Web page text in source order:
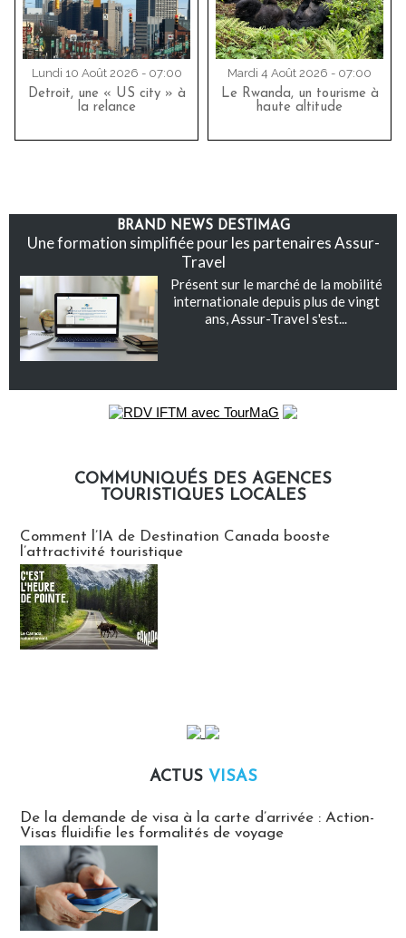
Lundi 10 Août 2026 - 07:00
Detroit, une « US city » à
la relance
Mardi 4 Août 2026 - 07:00
Le Rwanda, un tourisme à
haute altitude
BRAND NEWS DESTIMAG
Une formation simplifiée pour les partenaires Assur-
Travel
Présent sur le marché de la mobilité
internationale depuis plus de vingt
ans, Assur-Travel s'est...
COMMUNIQUÉS DES AGENCES
TOURISTIQUES LOCALES
Comment l’IA de Destination Canada booste
l’attractivité touristique
ACTUS VISAS
De la demande de visa à la carte d’arrivée : Action-
Visas fluidifie les formalités de voyage